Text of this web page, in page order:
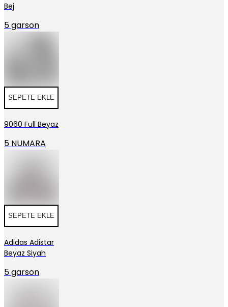
Bej
5 garson
SEPETE EKLE
9060 Full Beyaz
5 NUMARA
SEPETE EKLE
Adidas Adistar
Beyaz Siyah
5 garson